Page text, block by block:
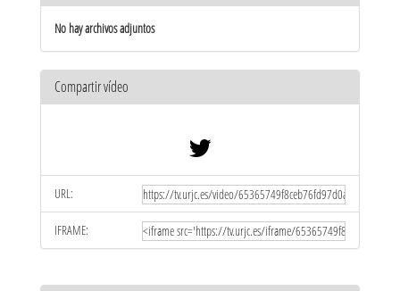
No hay archivos adjuntos
Compartir vídeo
URL:
IFRAME: